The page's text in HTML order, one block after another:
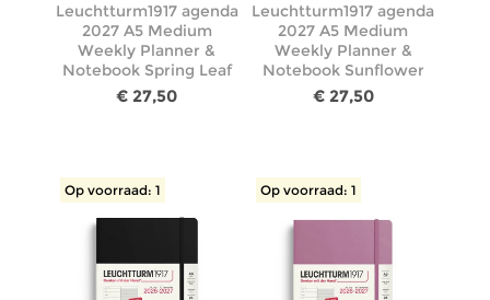
Leuchtturm1917 agenda
2027 A5 Medium
Weekly Planner &
Notebook Spring Leaf
€ 27,50
Leuchtturm1917 agenda
2027 A5 Medium
Weekly Planner &
Notebook Sunflower
€ 27,50
Op voorraad: 1 Op voorraad: 1